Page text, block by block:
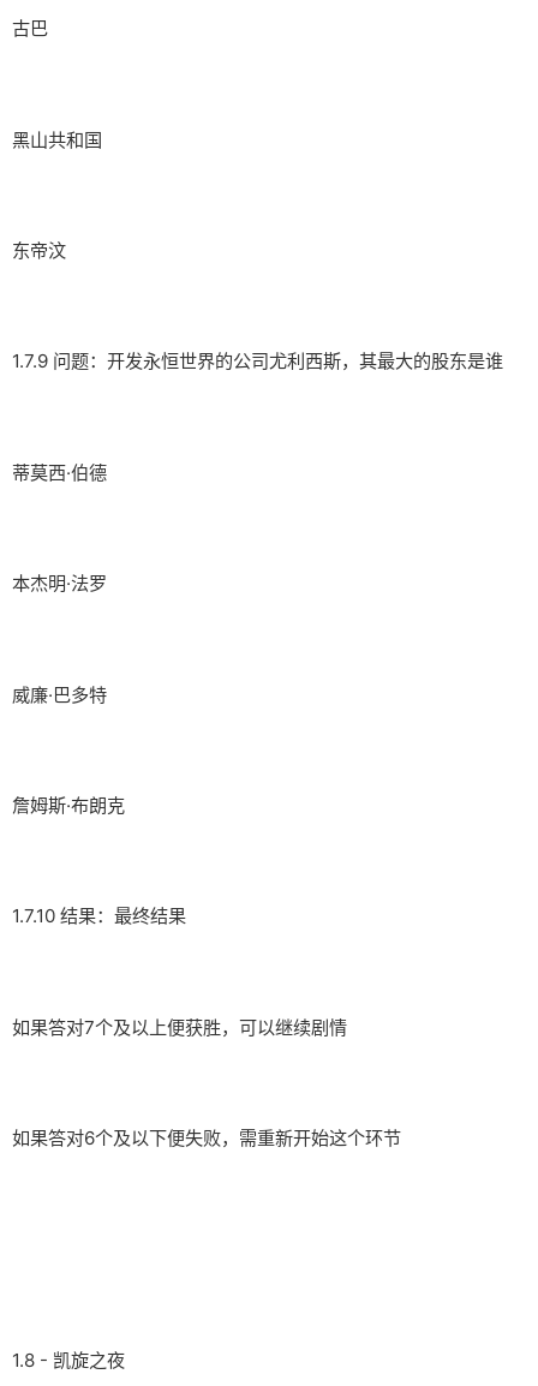
古巴
黑山共和国
东帝汶
1.7.9 问题：开发永恒世界的公司尤利西斯，其最大的股东是谁
蒂莫西·伯德
本杰明·法罗
威廉·巴多特
詹姆斯·布朗克
1.7.10 结果：最终结果
如果答对7个及以上便获胜，可以继续剧情
如果答对6个及以下便失败，需重新开始这个环节
1.8 - 凯旋之夜